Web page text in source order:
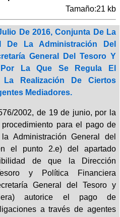
Tamaño:21 kb
De 2016, Conjunta De La
De La Administración Del
General Del Tesoro Y
Por La Que Se Regula El
La Realización De Ciertos
Mediadores.
2002, de 19 de junio, por la
para el pago de
Administración General del
el punto 2.e) del apartado
de que la Dirección
y Política Financiera
General del Tesoro y
autorice el pago de
a través de agentes